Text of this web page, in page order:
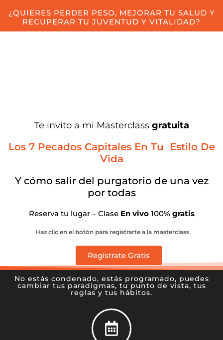
¿QUIERES PERDER PESO, MEJORAR TU SALUD Y
RECUPERAR TU JUVENTUD Y VITALIDAD?
Te invito a mi Masterclass gratuita
Los 7 Pecados Capitales En Tu Estilo De
Vida
Y cómo salir del purgatorio de una vez
por todas
Reserva tu lugar – Clase En vivo100% gratis
Haz clic en el botón para registrarte a la masterclass
Regístrate Gratis
No estás condenado, estás programado, puedes
cambiar tus paradigmas, tu punto de vista, tus
reglas y tus hábitos.